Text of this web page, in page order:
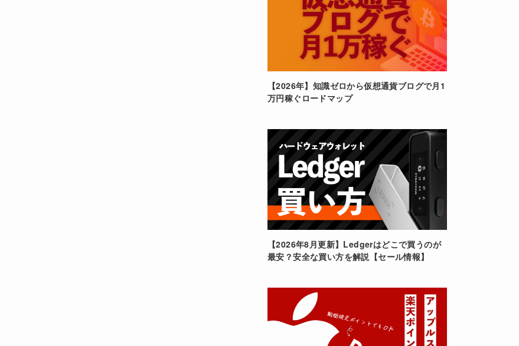
【2026年】知識ゼロから仮想通貨ブログで月1
万円稼ぐロードマップ
【2026年8月更新】Ledgerはどこで買うのが
最安？安全な買い方を解説【セール情報】